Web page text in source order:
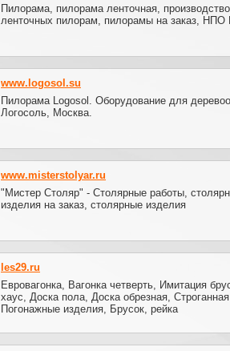
Пилорама, пилорама ленточная, производство
ленточных пилорам, пилорамы на заказ,
www.logosol.su
Пилорама Logosol. Оборудование для
Логосоль, Москва.
www.misterstolyar.ru
"Мистер Столяр" - Столярные работы,
изделия на заказ, столярные изделия
les29.ru
Евровагонка, Вагонка четверть, Имитация
хаус, Доска пола, Доска обрезная,
Погонажные изделия, Брусок, рейка